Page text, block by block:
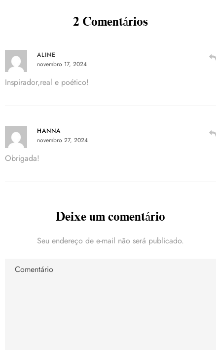
2 Comentários
ALINE
novembro 17, 2024
Inspirador,real e poético!
HANNA
novembro 27, 2024
Obrigada!
Deixe um comentário
Seu endereço de e-mail não será publicado.